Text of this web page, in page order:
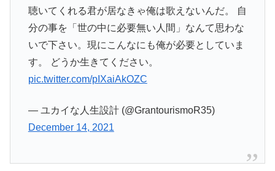
聴いてくれる君が居なきゃ俺は歌えないんだ。 自
分の事を「世の中に必要無い人間」なんて思わな
いで下さい。現にこんなにも俺が必要としていま
す。 どうか生きてください。
pic.twitter.com/pIXaiAkOZC
— ユカイな人生設計 (@GrantourismoR35)
December 14, 2021